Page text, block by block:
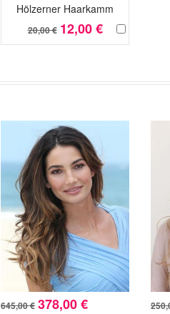
Hölzerner Haarkamm
20,00 € 12,00 €
645,00 € 378,00 €